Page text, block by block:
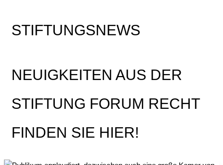
STIFTUNGSNEWS
NEUIGKEITEN AUS DER
STIFTUNG FORUM RECHT
FINDEN SIE HIER!